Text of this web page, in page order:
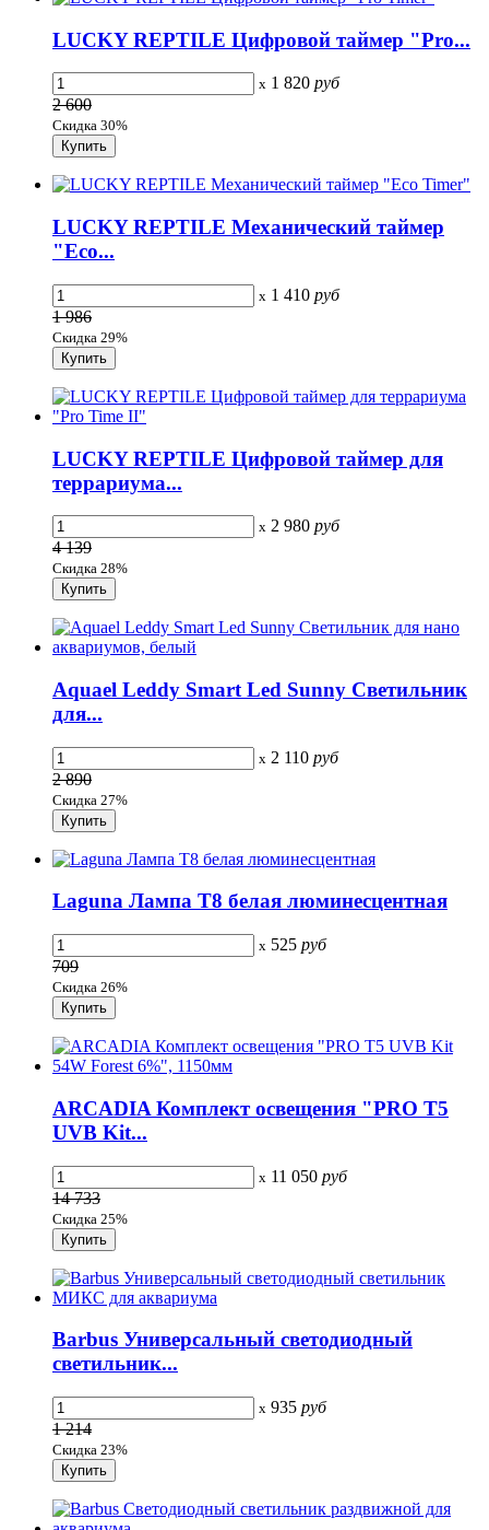
LUCKY REPTILE Цифровой таймер "Pro...
x 1 820 руб
2 600
Скидка 30%
LUCKY REPTILE Механический таймер
"Eco...
x 1 410 руб
1 986
Скидка 29%
LUCKY REPTILE Цифровой таймер для
террариума...
x 2 980 руб
4 139
Скидка 28%
Aquael Leddy Smart Led Sunny Светильник
для...
x 2 110 руб
2 890
Скидка 27%
Laguna Лампа T8 белая люминесцентная
x 525 руб
709
Скидка 26%
ARCADIA Комплект освещения "PRO T5
UVB Kit...
x 11 050 руб
14 733
Скидка 25%
Barbus Универсальный светодиодный
светильник...
x 935 руб
1 214
Скидка 23%